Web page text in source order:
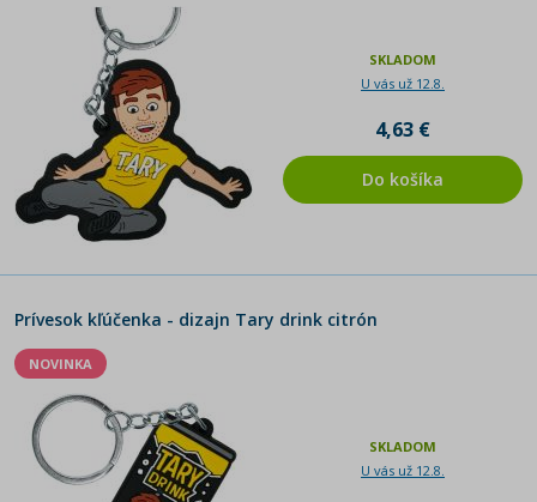
SKLADOM
U vás už 12.8.
4,63 €
Do košíka
Prívesok kľúčenka - dizajn Tary drink citrón
NOVINKA
SKLADOM
U vás už 12.8.